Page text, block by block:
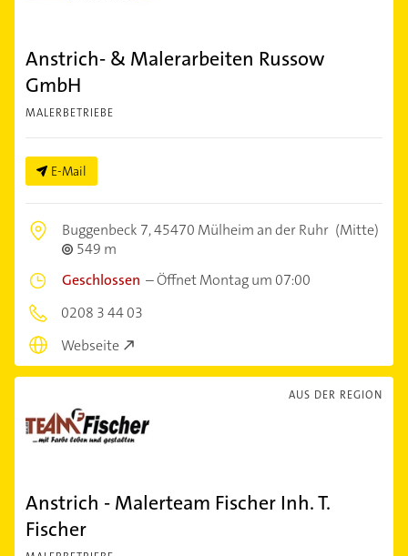
Anstrich- & Malerarbeiten Russow
GmbH
MALERBETRIEBE
E-Mail
Buggenbeck 7,45470 Mülheim an der Ruhr (Mitte)
549 m
Geschlossen –Öffnet Montag um 07:00
0208 3 44 03
Webseite
AUS DER REGION
Anstrich - Malerteam Fischer Inh. T.
Fischer